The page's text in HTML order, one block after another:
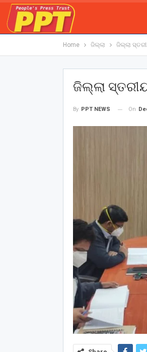
Home ଜିଲ୍ଲା ଜିଲ୍ଲା
ଜିଲ୍ଲା
By PPT NEWS On